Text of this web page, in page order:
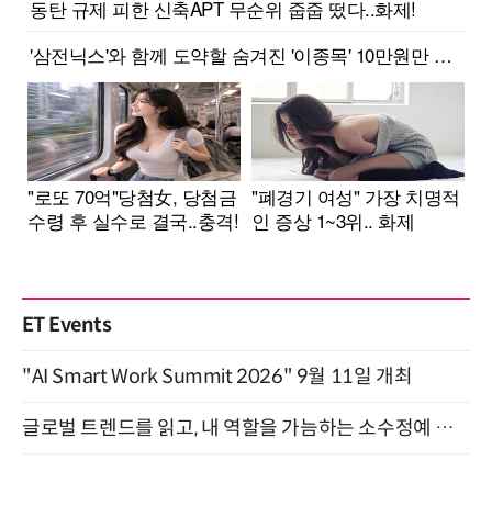
ET Events
"AI Smart Work Summit 2026" 9월 11일 개최
글로벌 트렌드를 읽고, 내 역할을 가늠하는 소수정예 실습 워크숍 (8/28)